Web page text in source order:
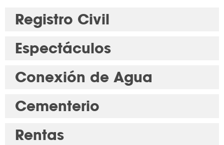
Registro Civil
Espectáculos
Conexión de Agua
Cementerio
Rentas